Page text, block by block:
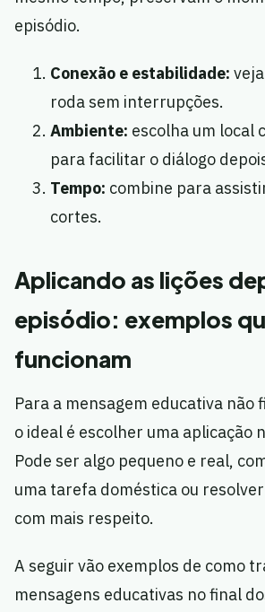
episódio.
Conexão e estabilidade:
roda sem interrupções.
Ambiente: escolha um local
para facilitar o diálogo
Tempo: combine para
cortes.
Aplicando as lições
episódio: exemplos
funcionam
Para a mensagem educativa não
o ideal é escolher uma aplicação
Pode ser algo pequeno e real,
uma tarefa doméstica ou
com mais respeito.
A seguir vão exemplos de como
mensagens educativas no final